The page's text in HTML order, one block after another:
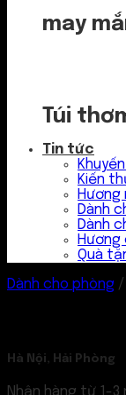
may
Túi
Tin tức
Kiến
Hương
Dành
Dành
Hương
Quà
Dành cho phòng /
Hà Nội, Hải Phòng
Nhận hàng từ 1-3